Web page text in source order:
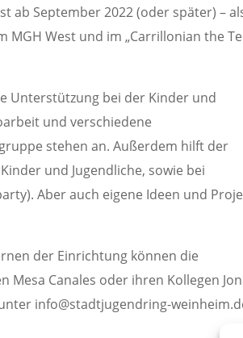
ab September 2022 (oder später) –
MGH West und im „Carrillonian the
Unterstützung bei der Kinder und
und verschiedene
stehen an. Außerdem hilft der
und Jugendliche, sowie bei
Aber auch eigene Ideen und
der Einrichtung können die
Canales oder ihren Kollegen
info@stadtjugendring-